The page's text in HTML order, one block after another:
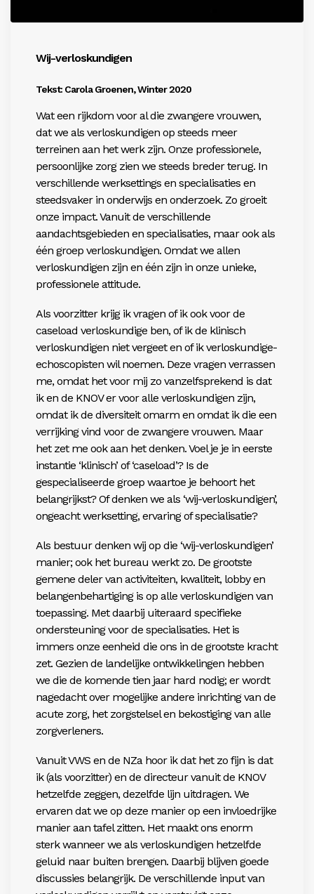
Wij-verloskundigen
Tekst: Carola Groenen, Winter 2020
Wat een rijkdom voor al die zwangere vrouwen,
dat we als verloskundigen op steeds meer
terreinen aan het werk zijn. Onze professionele,
persoonlijke zorg zien we steeds breder terug. In
verschillende werksettings en specialisaties en
steedsvaker in onderwijs en onderzoek. Zo groeit
onze impact. Vanuit de verschillende
aandachtsgebieden en specialisaties, maar ook als
één groep verloskundigen. Omdat we allen
verloskundigen zijn en één zijn in onze unieke,
professionele attitude.
Als voorzitter krijg ik vragen of ik ook voor de
caseload verloskundige ben, of ik de klinisch
verloskundigen niet vergeet en of ik verloskundige-
echoscopisten wil noemen. Deze vragen verrassen
me, omdat het voor mij zo vanzelfsprekend is dat
ik en de KNOV er voor alle verloskundigen zijn,
omdat ik de diversiteit omarm en omdat ik die een
verrijking vind voor de zwangere vrouwen. Maar
het zet me ook aan het denken. Voel je je in eerste
instantie ‘klinisch’ of ‘caseload’? Is de
gespecialiseerde groep waartoe je behoort het
belangrijkst? Of denken we als ‘wij-verloskundigen’,
ongeacht werksetting, ervaring of specialisatie?
Als bestuur denken wij op die ‘wij-verloskundigen’
manier; ook het bureau werkt zo. De grootste
gemene deler van activiteiten, kwaliteit, lobby en
belangenbehartiging is op alle verloskundigen van
toepassing. Met daarbij uiteraard specifieke
ondersteuning voor de specialisaties. Het is
immers onze eenheid die ons in de grootste kracht
zet. Gezien de landelijke ontwikkelingen hebben
we die de komende tien jaar hard nodig; er wordt
nagedacht over mogelijke andere inrichting van de
acute zorg, het zorgstelsel en bekostiging van alle
zorgverleners.
Vanuit VWS en de NZa hoor ik dat het zo fijn is dat
ik (als voorzitter) en de directeur vanuit de KNOV
hetzelfde zeggen, dezelfde lijn uitdragen. We
ervaren dat we op deze manier op een invloedrijke
manier aan tafel zitten. Het maakt ons enorm
sterk wanneer we als verloskundigen hetzelfde
geluid naar buiten brengen. Daarbij blijven goede
discussies belangrijk. De verschillende input van